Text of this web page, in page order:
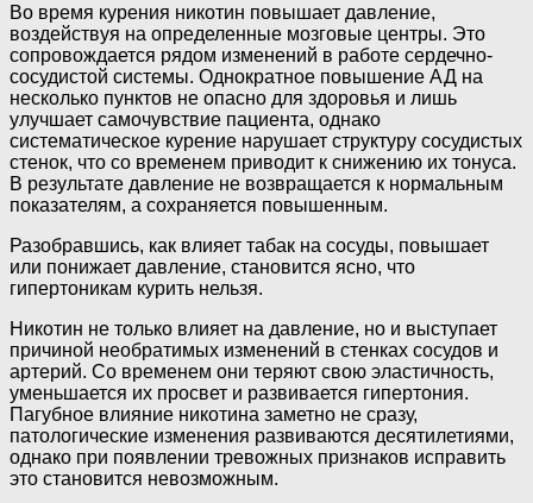
Во время курения никотин повышает давление,
воздействуя на определенные мозговые центры. Это
сопровождается рядом изменений в работе сердечно-
сосудистой системы. Однократное повышение АД на
несколько пунктов не опасно для здоровья и лишь
улучшает самочувствие пациента, однако
систематическое курение нарушает структуру сосудистых
стенок, что со временем приводит к снижению их тонуса.
В результате давление не возвращается к нормальным
показателям, а сохраняется повышенным.
Разобравшись, как влияет табак на сосуды, повышает
или понижает давление, становится ясно, что
гипертоникам курить нельзя.
Никотин не только влияет на давление, но и выступает
причиной необратимых изменений в стенках сосудов и
артерий. Со временем они теряют свою эластичность,
уменьшается их просвет и развивается гипертония.
Пагубное влияние никотина заметно не сразу,
патологические изменения развиваются десятилетиями,
однако при появлении тревожных признаков исправить
это становится невозможным.